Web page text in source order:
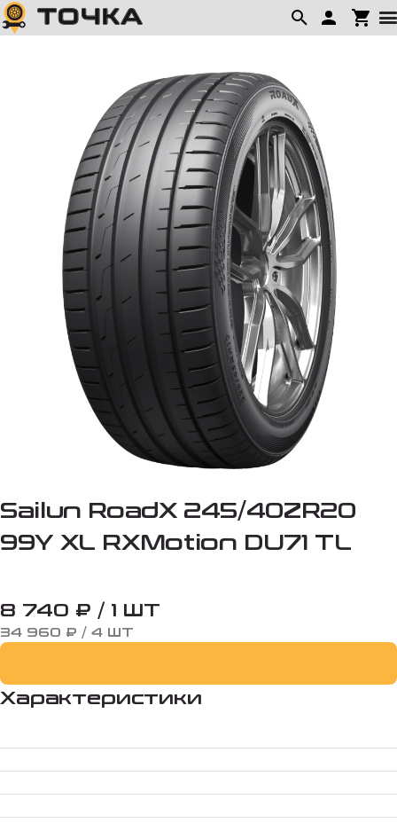
Sailun RoadX 245/40ZR20
99Y XL RXMotion DU71 TL
8 740 ₽ / 1 ШТ
34 960 ₽ / 4 ШТ
Характеристики